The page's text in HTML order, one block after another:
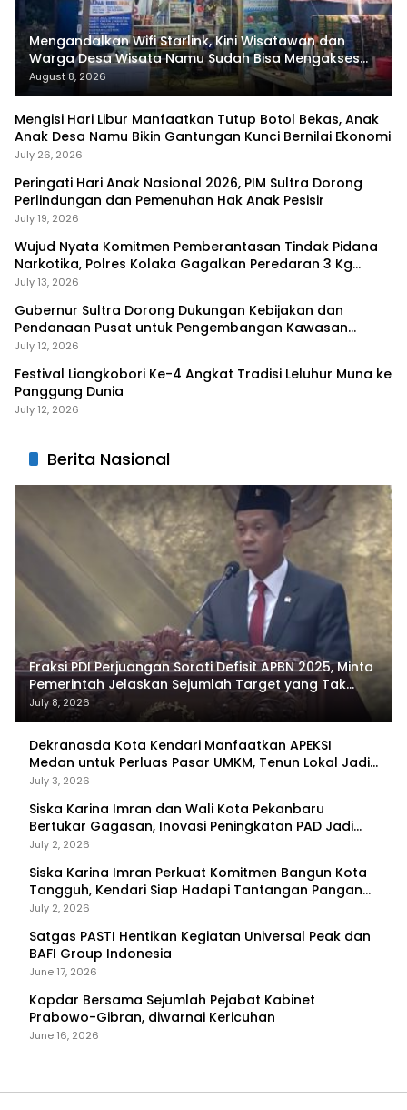
Mengandalkan Wifi Starlink, Kini Wisatawan dan
Warga Desa Wisata Namu Sudah Bisa Mengakses
Transaksi Digital
August 8, 2026
Mengisi Hari Libur Manfaatkan Tutup Botol Bekas, Anak
Anak Desa Namu Bikin Gantungan Kunci Bernilai Ekonomi
July 26, 2026
Peringati Hari Anak Nasional 2026, PIM Sultra Dorong
Perlindungan dan Pemenuhan Hak Anak Pesisir
July 19, 2026
Wujud Nyata Komitmen Pemberantasan Tindak Pidana
Narkotika, Polres Kolaka Gagalkan Peredaran 3 Kg
Sabu-Sabu
July 13, 2026
Gubernur Sultra Dorong Dukungan Kebijakan dan
Pendanaan Pusat untuk Pengembangan Kawasan
Liangkobhori
July 12, 2026
Festival Liangkobori Ke-4 Angkat Tradisi Leluhur Muna ke
Panggung Dunia
July 12, 2026
Berita Nasional
Fraksi PDI Perjuangan Soroti Defisit APBN 2025, Minta
Pemerintah Jelaskan Sejumlah Target yang Tak
Tercapai
July 8, 2026
Dekranasda Kota Kendari Manfaatkan APEKSI
Medan untuk Perluas Pasar UMKM, Tenun Lokal Jadi
Primadona
July 3, 2026
Siska Karina Imran dan Wali Kota Pekanbaru
Bertukar Gagasan, Inovasi Peningkatan PAD Jadi
Fokus Diskusi
July 2, 2026
Siska Karina Imran Perkuat Komitmen Bangun Kota
Tangguh, Kendari Siap Hadapi Tantangan Pangan
dan Bencana
July 2, 2026
Satgas PASTI Hentikan Kegiatan Universal Peak dan
BAFI Group Indonesia
June 17, 2026
Kopdar Bersama Sejumlah Pejabat Kabinet
Prabowo-Gibran, diwarnai Kericuhan
June 16, 2026